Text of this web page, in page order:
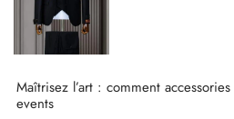
Maîtrisez l’art : comment
events